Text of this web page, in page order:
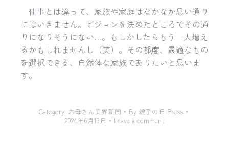
仕事とは違って、家族や家庭はなかなか思い通り
にはいきません。ビジョンを決めたところでその通
りになりそうにない…。もしかしたらもう一人増え
るかもしれませんし（笑）。その都度、最適なもの
を選択できる、自然体な家族でありたいと思いま
す。
Category: お母さん業界新聞 By 親子の日 Press
2024年6月13日
Leave a comment